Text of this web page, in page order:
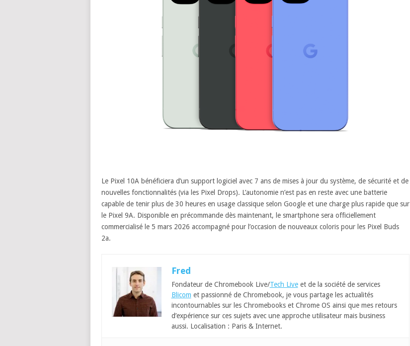
Le Pixel 10A bénéficiera d’un support logiciel avec 7 ans de mises à jour du système, de sécurité et de
nouvelles fonctionnalités (via les Pixel Drops). L’autonomie n’est pas en reste avec une batterie
capable de tenir plus de 30 heures en usage classique selon Google et une charge plus rapide que sur
le Pixel 9A. Disponible en précommande dès maintenant, le smartphone sera officiellement
commercialisé le 5 mars 2026 accompagné pour l’occasion de nouveaux coloris pour les Pixel Buds
2a.
Fred
Fondateur de Chromebook Live/Tech Liveet de la société de services
Blicom et passionné de Chromebook, je vous partage les actualités
incontournables sur les Chromebooks et Chrome OS ainsi que mes retours
d’expérience sur ces sujets avec une approche utilisateur mais business
aussi. Localisation : Paris & Internet.